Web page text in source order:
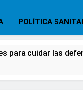
POLÍTICA
para cuidar las